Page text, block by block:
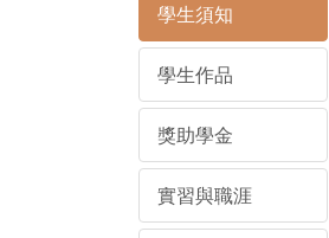
學生須知
學生作品
獎助學金
實習與職涯